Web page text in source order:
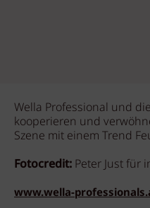
Wella Professional und
kooperieren und
Szene mit einem Trend
Fotocredit: Peter Just für
www.wella-